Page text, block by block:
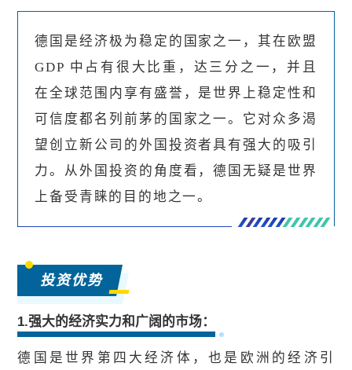
德国是经济极为稳定的国家之一，其在欧盟
GDP 中占有很大比重，达三分之一，并且
在全球范围内享有盛誉，是世界上稳定性和
可信度都名列前茅的国家之一。它对众多渴
望创立新公司的外国投资者具有强大的吸引
力。从外国投资的角度看，德国无疑是世界
上备受青睐的目的地之一。
投资优势
1.强大的经济实力和广阔的市场：
德国是世界第四大经济体，也是欧洲的经济引